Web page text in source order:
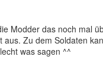
Modder das noch mal
aus. Zu dem Soldaten
was sagen ^^